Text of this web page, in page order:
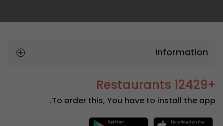
Information
+12429 Restaurants
To order this, You have to install the app.